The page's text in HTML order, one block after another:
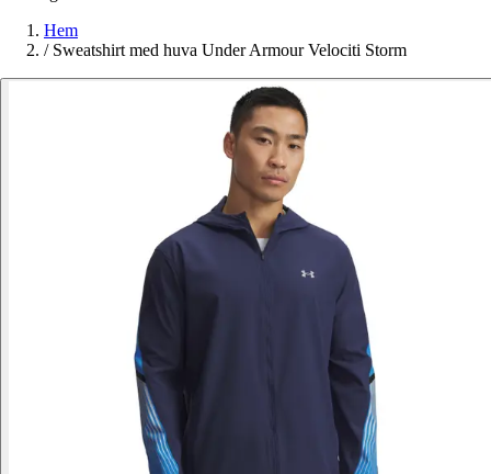
Hem
/ Sweatshirt med huva Under Armour Velociti Storm